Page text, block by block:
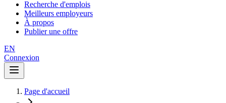
Recherche d'emplois
Meilleurs employeurs
À propos
Publier une offre
EN
Connexion
Page d'accueil